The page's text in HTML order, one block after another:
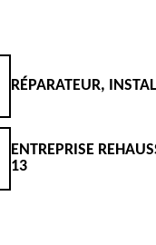
RÉPARATEUR,
ENTREPRISE
13